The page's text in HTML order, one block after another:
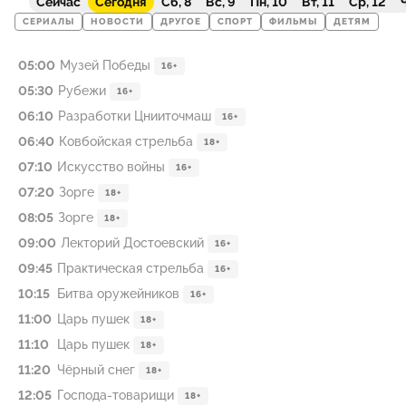
СЕРИАЛЫ НОВОСТИ ДРУГОЕ СПОРТ ФИЛЬМЫ ДЕТЯМ
05:00 Музей Победы 16+
05:30 Рубежи 16+
06:10 Разработки Цнииточмаш 16+
06:40 Ковбойская стрельба 18+
07:10 Искусство войны 16+
07:20 Зорге 18+
08:05 Зорге 18+
09:00 Лекторий Достоевский 16+
09:45 Практическая стрельба 16+
10:15 Битва оружейников 16+
11:00 Царь пушек 18+
11:10 Царь пушек 18+
11:20 Чёрный снег 18+
12:05 Господа-товарищи 18+